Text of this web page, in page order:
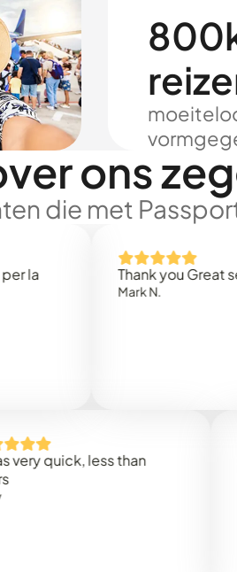
ons
die met
Thank you Great service
less than